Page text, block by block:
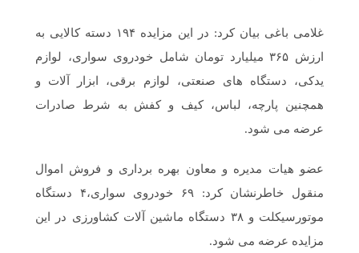
غلامی باغی بیان کرد: در این مزایده ۱۹۴ دسته کالایی به
ارزش ۳۶۵ میلیارد تومان شامل خودروی سواری، لوازم
یدکی، دستگاه های صنعتی، لوازم برقی، ابزار آلات و
همچنین پارچه، لباس، کیف و کفش به شرط صادرات
عرضه می شود.
عضو هیات مدیره و معاون بهره برداری و فروش اموال
منقول خاطرنشان کرد: ۶۹ خودروی سواری،۴ دستگاه
موتورسیکلت و ۳۸ دستگاه ماشین آلات کشاورزی در این
مزایده عرضه می شود.